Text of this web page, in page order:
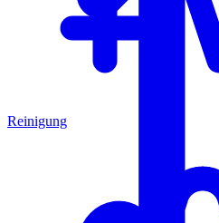
Reinigung